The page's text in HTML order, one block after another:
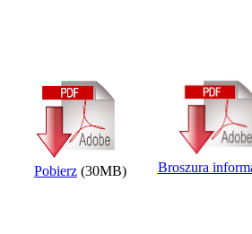
Pobierz (30MB) Broszura